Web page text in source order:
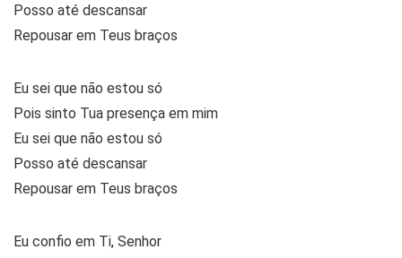
Posso até descansar
Repousar em Teus braços
Eu sei que não estou só
Pois sinto Tua presença em mim
Eu sei que não estou só
Posso até descansar
Repousar em Teus braços
Eu confio em Ti, Senhor